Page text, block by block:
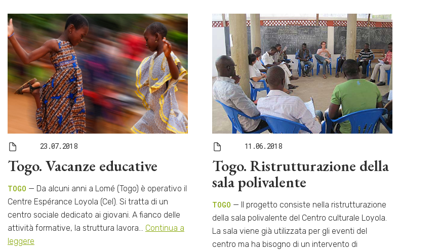
23.07.2018
Togo. Vacanze educative
TOGO — Da alcuni anni a Lomé (Togo) è operativo il
Centre Espérance Loyola (Cel). Si tratta di un
centro sociale dedicato ai giovani. A fianco delle
attività formative, la struttura lavora… Continua a
leggere
11.06.2018
Togo. Ristrutturazione della
sala polivalente
TOGO — Il progetto consiste nella ristrutturazione
della sala polivalente del Centro culturale Loyola.
La sala viene già utilizzata per gli eventi del
centro ma ha bisogno di un intervento di